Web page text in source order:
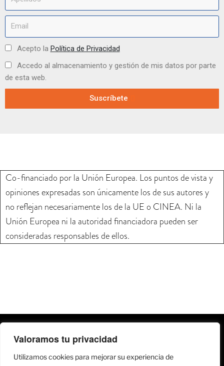
Valoramos tu privacidad
Utilizamos cookies para mejorar su experiencia de
Acepto la Política de Privacidad
Accedo al almacenamiento y gestión de mis datos por parte
de esta web.
Suscríbete
Co-financiado por la Unión Europea. Los puntos de vista y
opiniones expresadas son únicamente los de sus autores y
no reflejan necesariamente los de la UE o CINEA. Ni la
Unión Europea ni la autoridad financiadora pueden ser
consideradas responsables de ellos.